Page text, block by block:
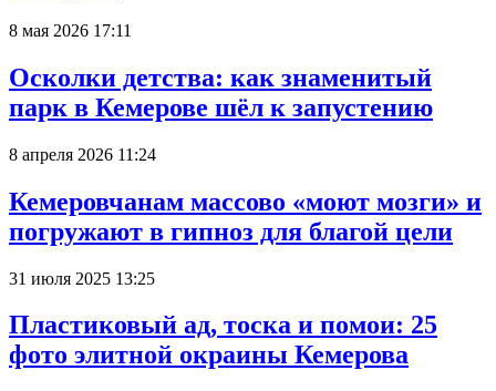
8 мая 2026 17:11
Осколки детства: как знаменитый
парк в Кемерове шёл к запустению
8 апреля 2026 11:24
Кемеровчанам массово «моют мозги» и
погружают в гипноз для благой цели
31 июля 2025 13:25
Пластиковый ад, тоска и помои: 25
фото элитной окраины Кемерова